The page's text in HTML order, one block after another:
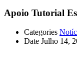
Apoio Tutorial
Categories
Date Julho 14,